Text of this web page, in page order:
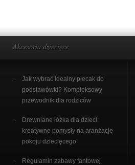
Akcesoria dziecięce
Jak wybrać idealny plecak do
podstawówki? Kompleksowy
przewodnik dla rodziców
Drewniane łóżka dla dzieci:
kreatywne pomysły na aranżację
pokoju dziecięcego
Regulamin zabawy fantowej